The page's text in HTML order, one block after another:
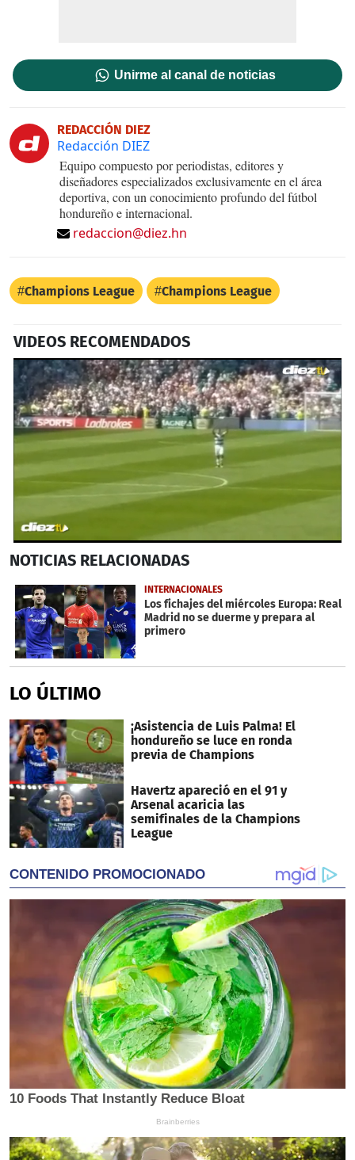
Unirme al canal de noticias
REDACCIÓN DIEZ
Redacción DIEZ
Equipo compuesto por periodistas, editores y
diseñadores especializados exclusivamente en el área
deportiva, con un conocimiento profundo del fútbol
hondureño e internacional.
redaccion@diez.hn
Champions League Champions League
VIDEOS RECOMENDADOS
seconds
2
minutes,
15
seconds
NOTICIAS RELACIONADAS
INTERNACIONALES
Los fichajes del miércoles Europa: Real
Madrid no se duerme y prepara al
primero
LO ÚLTIMO
¡Asistencia de Luis Palma! El
hondureño se luce en ronda
previa de Champions
Havertz apareció en el 91 y
Arsenal acaricia las
semifinales de la Champions
League